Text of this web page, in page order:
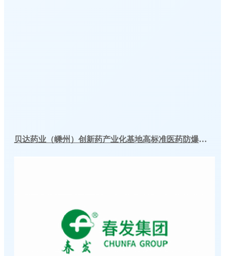
贝达药业（嵊州）创新药产业化基地高标准医药防爆冷库建造工程案例